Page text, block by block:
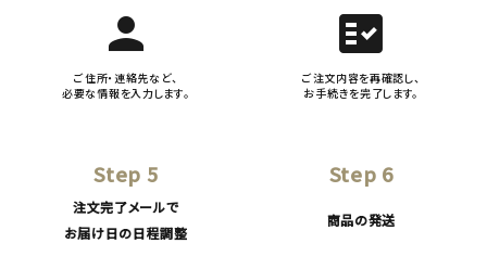
person
ご住所・連絡先など、
必要な情報を入力します。
fact_check
ご注文内容を再確認し、
お手続きを完了します。
Step 5
注文完了メールで
お届け日の日程調整
Step 6
商品の発送